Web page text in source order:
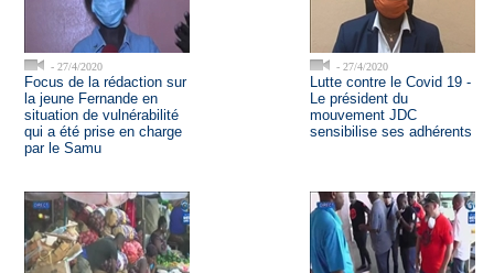
- 27/4/2020
Focus de la rédaction sur
la jeune Fernande en
situation de vulnérabilité
qui a été prise en charge
par le Samu
- 27/4/2020
Lutte contre le Covid 19 -
Le président du
mouvement JDC
sensibilise ses adhérents